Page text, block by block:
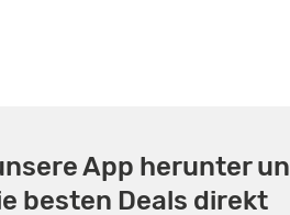
App herunter
besten Deals direkt